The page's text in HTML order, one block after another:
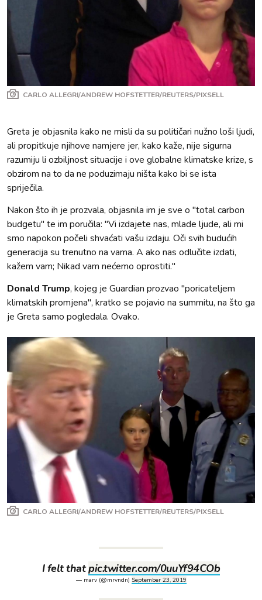
CARLO ALLEGRI/ANDREW HOFSTETTER/REUTERS/PIXSELL
Greta je objasnila kako ne misli da su političari nužno loši ljudi,
ali propitkuje njihove namjere jer, kako kaže, nije sigurna
razumiju li ozbiljnost situacije i ove globalne klimatske krize, s
obzirom na to da ne poduzimaju ništa kako bi se ista
spriječila.
Nakon što ih je prozvala, objasnila im je sve o "total carbon
budgetu" te im poručila: "Vi izdajete nas, mlade ljude, ali mi
smo napokon počeli shvaćati vašu izdaju. Oči svih budućih
generacija su trenutno na vama. A ako nas odlučite izdati,
kažem vam; Nikad vam nećemo oprostiti."
Donald Trump, kojeg je Guardian prozvao "poricateljem
klimatskih promjena", kratko se pojavio na summitu, na što ga
je Greta samo pogledala. Ovako.
CARLO ALLEGRI/ANDREW HOFSTETTER/REUTERS/PIXSELL
I felt thatpic.twitter.com/0uuYf94COb
— marv (@mrvndn) September 23, 2019